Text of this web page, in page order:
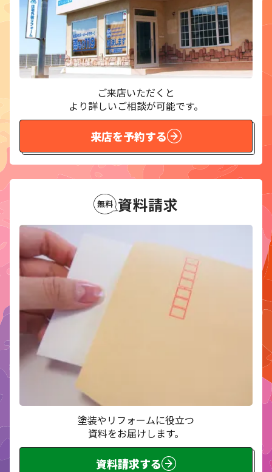
ご来店いただくと
より詳しいご相談が可能です。
来店を予約する
資料請求
塗装やリフォームに役立つ
資料をお届けします。
資料請求する